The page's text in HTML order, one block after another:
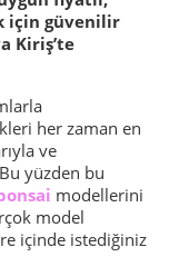
için güvenilir
Kiriş’te
her zaman en
ve
yüzden bu
modellerini
model
içinde istediğiniz